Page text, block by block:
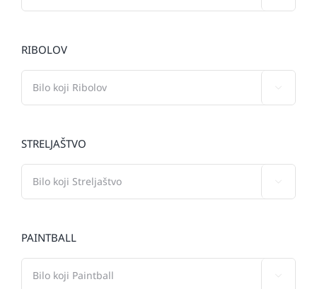
RIBOLOV
STRELJAŠTVO
PAINTBALL